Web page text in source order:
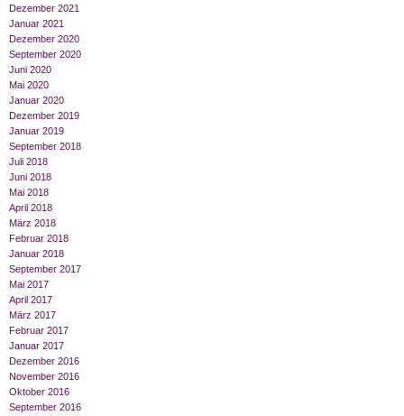
Dezember 2021
Januar 2021
Dezember 2020
September 2020
Juni 2020
Mai 2020
Januar 2020
Dezember 2019
Januar 2019
September 2018
Juli 2018
Juni 2018
Mai 2018
April 2018
März 2018
Februar 2018
Januar 2018
September 2017
Mai 2017
April 2017
März 2017
Februar 2017
Januar 2017
Dezember 2016
November 2016
Oktober 2016
September 2016